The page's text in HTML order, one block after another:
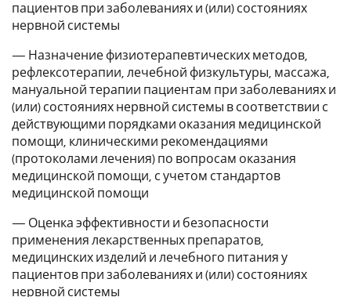
пациентов при заболеваниях и (или) состояниях
нервной системы
— Назначение физиотерапевтических методов,
рефлексотерапии, лечебной физкультуры, массажа,
мануальной терапии пациентам при заболеваниях и
(или) состояниях нервной системы в соответствии с
действующими порядками оказания медицинской
помощи, клиническими рекомендациями
(протоколами лечения) по вопросам оказания
медицинской помощи, с учетом стандартов
медицинской помощи
— Оценка эффективности и безопасности
применения лекарственных препаратов,
медицинских изделий и лечебного питания у
пациентов при заболеваниях и (или) состояниях
нервной системы